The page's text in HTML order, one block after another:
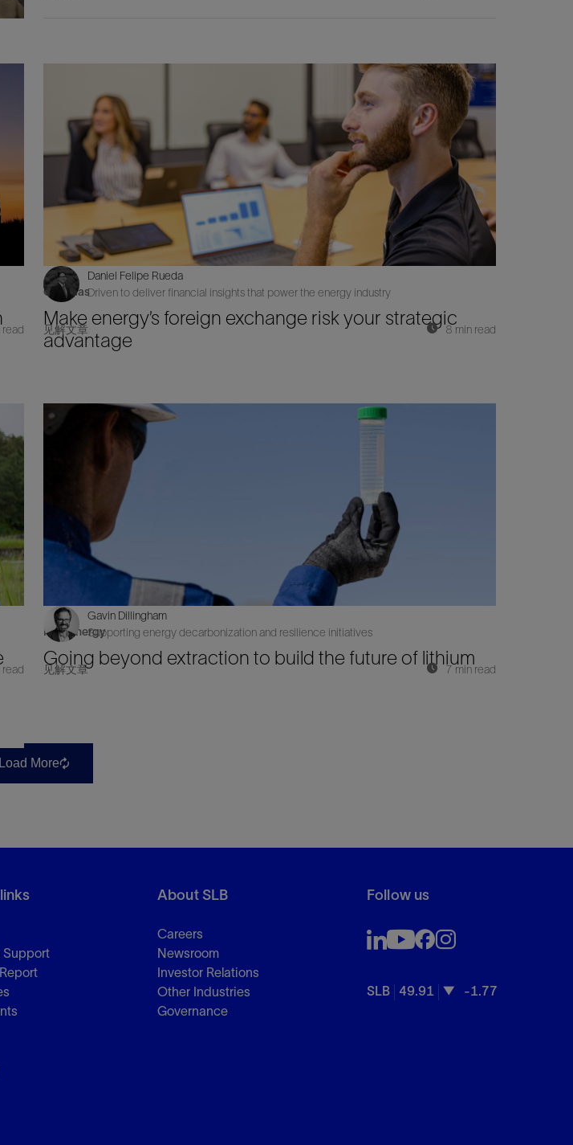
追踪技术
尾管挂
油藏隔离阀
完井附件
供电系统与电缆
read
Daniel Felipe Rueda
Driven to deliver financial insights that power the energy industry
见解文章 8 min read
Oil & Gas
Make energy’s foreign exchange risk your strategic
advantage
read
Gavin Dillingham
Supporting energy decarbonization and resilience initiatives
见解文章 7 min read
New Energy
Going beyond extraction to build the future of lithium
Load More
Support
About SLB
Careers
Newsroom
Investor Relations
Other Industries
Governance
Follow us
SLB 49.91 -1.77